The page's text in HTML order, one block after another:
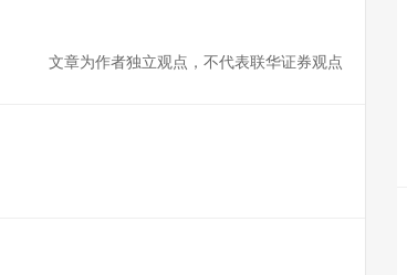
文章为作者独立观点，不代表联华证券观点